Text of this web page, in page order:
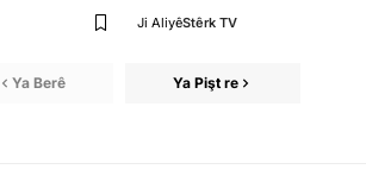
Ji AliyêStêrk TV
Ya Berê Ya Pişt re